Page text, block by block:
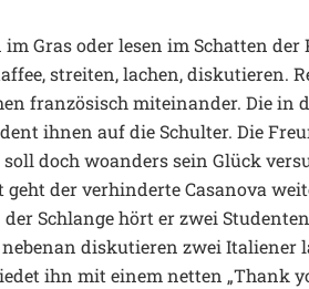
Gras oder lesen im Schatten der
streiten, lachen, diskutieren.
französisch miteinander. Die in
ihnen auf die Schulter. Die
doch woanders sein Glück
der verhinderte Casanova
Schlange hört er zwei
diskutieren zwei Italiener
ihn mit einem netten „Thank